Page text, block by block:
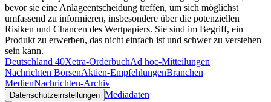
bevor sie eine Anlageentscheidung treffen, um sich möglichst
umfassend zu informieren, insbesondere über die potenziellen
Risiken und Chancen des Wertpapiers. Sie sind im Begriff, ein
Produkt zu erwerben, das nicht einfach ist und schwer zu verstehen
sein kann.
Deutschland 40Xetra-OrderbuchAd hoc-Mitteilungen
Nachrichten BörsenAktien-EmpfehlungenBranchen
MedienNachrichten-Archiv
Datenschutzeinstellungen Mediadaten